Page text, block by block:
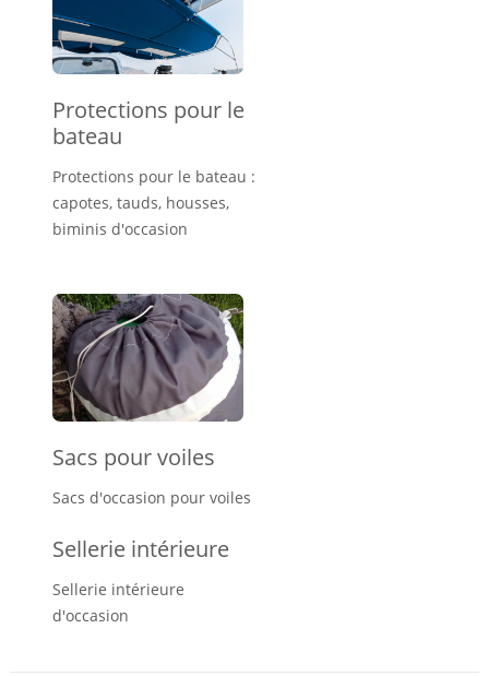
Protections pour le
bateau
Protections pour le bateau :
capotes, tauds, housses,
biminis d'occasion
Sacs pour voiles
Sacs d'occasion pour voiles
Sellerie intérieure
Sellerie intérieure
d'occasion